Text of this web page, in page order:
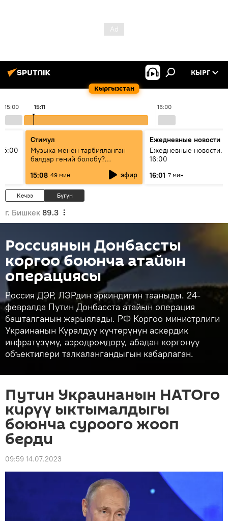
Кыргызстан
КЫРГ
15:00 16:00
15:11
Стимул
Музыка менен тарбияланган
балдар гений болобу?
Кыргыздын жашоосунда
музыканын орду
15:08 49 мин эфир
Ежедневные новости
Ежедневные новости.
16:00
16:01 7 мин
Кечээ Бүгүн
г. Бишкек 89.3
Россиянын Донбассты
коргоо боюнча атайын
операциясы
Россия ДЭР, ЛЭРдин эркиндигин тааныды. 24-
февралда Путин Донбасста атайын операция
башталганын жарыялады. РФ Коргоо министрлиги
Украинанын Куралдуу күчтөрүнүн аскердик
инфратүзүмү, аэродромдору, абадан коргонуу
объектилери талкалангандыгын кабарлаган.
Путин Украинанын НАТОго
кирүү ыктымалдыгы
боюнча суроого жооп
берди
09:59 14.07.2023